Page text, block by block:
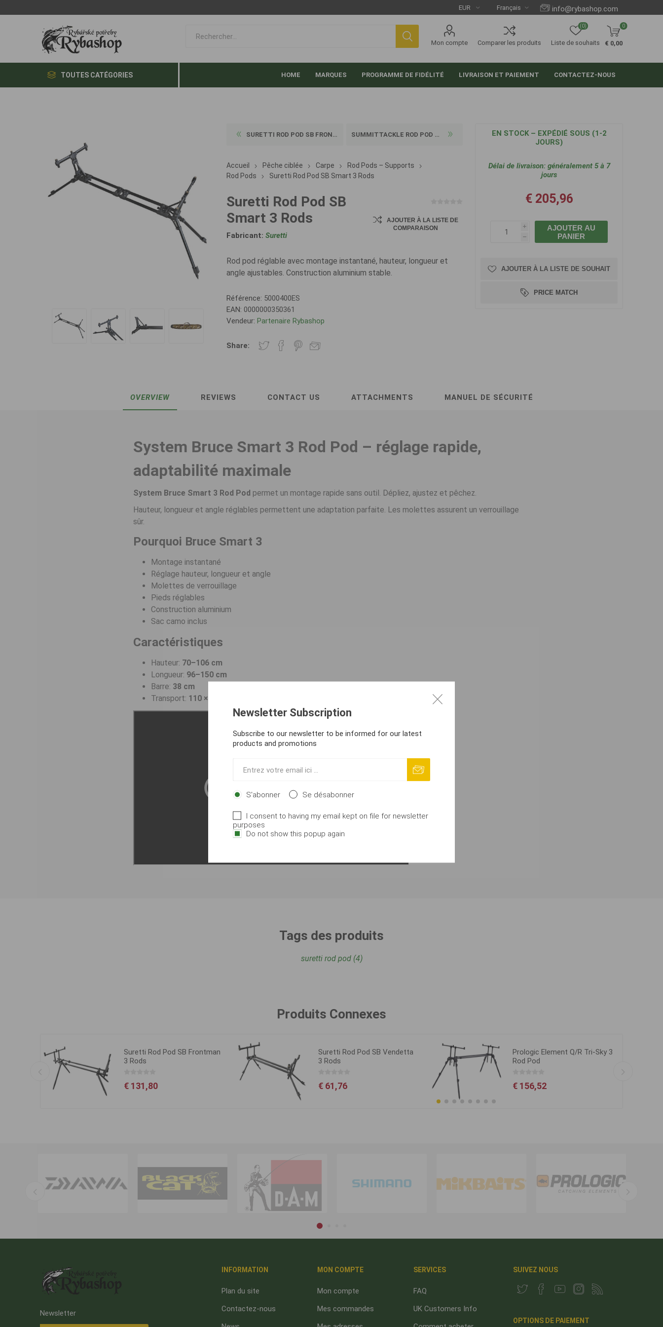
info@rybashop.com
Mon compte Comparer les produits Liste de souhaits
(0) 0
€ 0,00
TOUTES CATÉGORIES HOME MARQUES PROGRAMME DE FIDÉLITÉ LIVRAISON ET PAIEMENT CONTACTEZ-NOUS
SURETTI ROD POD SB FRONTMAN... SUMMITTACKLE ROD POD COLOSS...
Accueil Pêche ciblée Carpe
Rod Pods – Supports
Rod Pods
Suretti Rod Pod SB Smart 3 Rods
Suretti Rod Pod SB
Smart 3 Rods
Fabricant: Suretti
AJOUTER À LA LISTE DE
COMPARAISON
Rod pod réglable avec montage instantané, hauteur, longueur et
angle ajustables. Construction aluminium stable.
Référence: 5000400ES
EAN: 0000000350361
Vendeur: Partenaire Rybashop
Share:
EN STOCK – EXPÉDIÉ SOUS (1-2
JOURS)
Délai de livraison: généralement 5 à 7
jours
€ 205,96
i
h
AJOUTER AU
PANIER
AJOUTER À LA LISTE DE SOUHAIT
PRICE MATCH
OVERVIEW REVIEWS CONTACT US ATTACHMENTS MANUEL DE SÉCURITÉ
System Bruce Smart 3 Rod Pod – réglage rapide,
adaptabilité maximale
System Bruce Smart 3 Rod Pod permet un montage rapide sans outil. Dépliez, ajustez et pêchez.
Hauteur, longueur et angle réglables permettent une adaptation parfaite. Les molettes assurent un verrouillage
sûr.
Pourquoi Bruce Smart 3
Montage instantané
Réglage hauteur, longueur et angle
Molettes de verrouillage
Pieds réglables
Construction aluminium
Sac camo inclus
Caractéristiques
Hauteur: 70–106 cm
Longueur: 96–150 cm
Barre: 38 cm
Transport: 110 × 13 × 15 cm
Tags des produits
suretti rod pod (4)
Produits Connexes
Suretti Rod Pod SB Frontman
3 Rods
€ 131,80
Suretti Rod Pod SB Vendetta
3 Rods
€ 61,76
Prologic Element Q/R Tri-Sky 3
Rod Pod
€ 156,52
Newsletter
INFORMATION
Plan du site
Contactez-nous
MON COMPTE
Mon compte
Mes commandes
SERVICES
FAQ
UK Customers Info
SUIVEZ NOUS
OPTIONS DE PAIEMENT
Newsletter Subscription
Subscribe to our newsletter to be informed for our latest
products and promotions
S'abonner Se désabonner
I consent to having my email kept on file for newsletter
purposes
Do not show this popup again